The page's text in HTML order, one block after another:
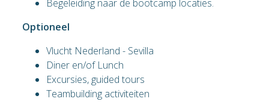
Begeleiding naar de bootcamp locaties.
Optioneel
Vlucht Nederland - Sevilla
Diner en/of Lunch
Excursies, guided tours
Teambuilding activiteiten